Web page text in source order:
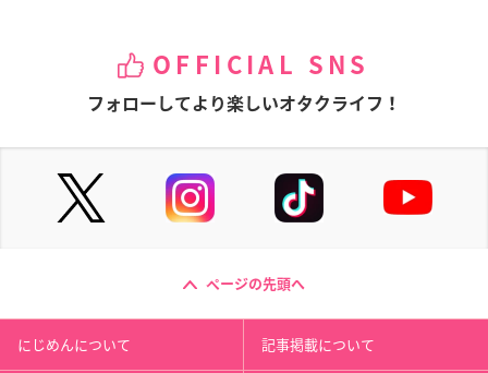
OFFICIAL SNS
フォローしてより楽しいオタクライフ！
ページの先頭へ
にじめんについて 記事掲載について